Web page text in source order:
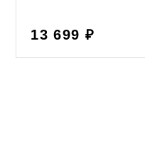
13 699 ₽